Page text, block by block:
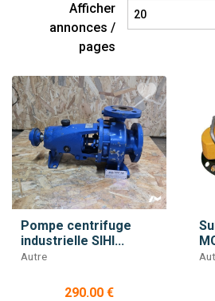
Afficher
annonces /
pages
Pompe centrifuge
industrielle SIHI...
Autre
290.00 €